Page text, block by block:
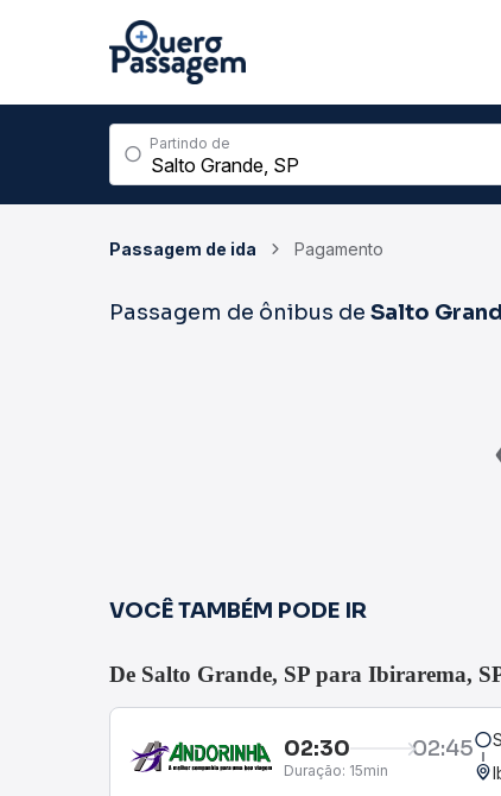
Partindo de
Passagem de ida Pagamento
Passagem de ônibus de Salto
VOCÊ TAMBÉM PODE IR
De Salto Grande, SP para Ibirarema,
02:30 02:45
Duração: 15min